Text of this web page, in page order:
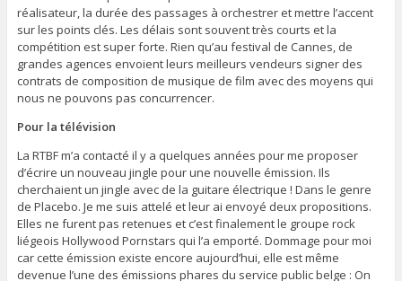
réalisateur, la durée des passages à orchestrer et mettre l’accent
sur les points clés. Les délais sont souvent très courts et la
compétition est super forte. Rien qu’au festival de Cannes, de
grandes agences envoient leurs meilleurs vendeurs signer des
contrats de composition de musique de film avec des moyens qui
nous ne pouvons pas concurrencer.
Pour la télévision
La RTBF m’a contacté il y a quelques années pour me proposer
d’écrire un nouveau jingle pour une nouvelle émission. Ils
cherchaient un jingle avec de la guitare électrique ! Dans le genre
de Placebo. Je me suis attelé et leur ai envoyé deux propositions.
Elles ne furent pas retenues et c’est finalement le groupe rock
liégeois Hollywood Pornstars qui l’a emporté. Dommage pour moi
car cette émission existe encore aujourd’hui, elle est même
devenue l’une des émissions phares du service public belge : On